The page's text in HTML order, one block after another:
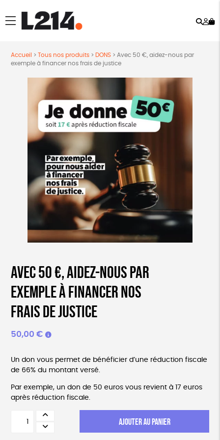
menu
Accueil > Tous nos produits> DONS> Avec 50 €, aidez-nous par
exemple à financer nos frais de justice
Avec 50 €, aidez-nous par
exemple à financer nos
frais de justice
50,00 €
Un don vous permet de bénéficier d’une réduction fiscale
de 66% du montant versé.
Par exemple, un don de 50 euros vous revient à 17 euros
après réduction fiscale.
AJOUTER AU PANIER